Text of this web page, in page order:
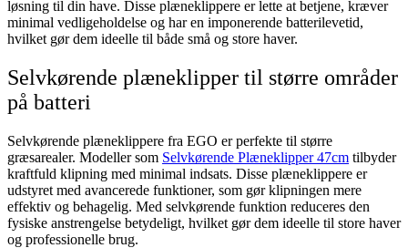
løsning til din have. Disse plæneklippere er lette at betjene, kræver
minimal vedligeholdelse og har en imponerende batterilevetid,
hvilket gør dem ideelle til både små og store haver.
Selvkørende plæneklipper til større områder
på batteri
Selvkørende plæneklippere fra EGO er perfekte til større
græsarealer. Modeller som Selvkørende Plæneklipper 47cm tilbyder
kraftfuld klipning med minimal indsats. Disse plæneklippere er
udstyret med avancerede funktioner, som gør klipningen mere
effektiv og behagelig. Med selvkørende funktion reduceres den
fysiske anstrengelse betydeligt, hvilket gør dem ideelle til store haver
og professionelle brug.